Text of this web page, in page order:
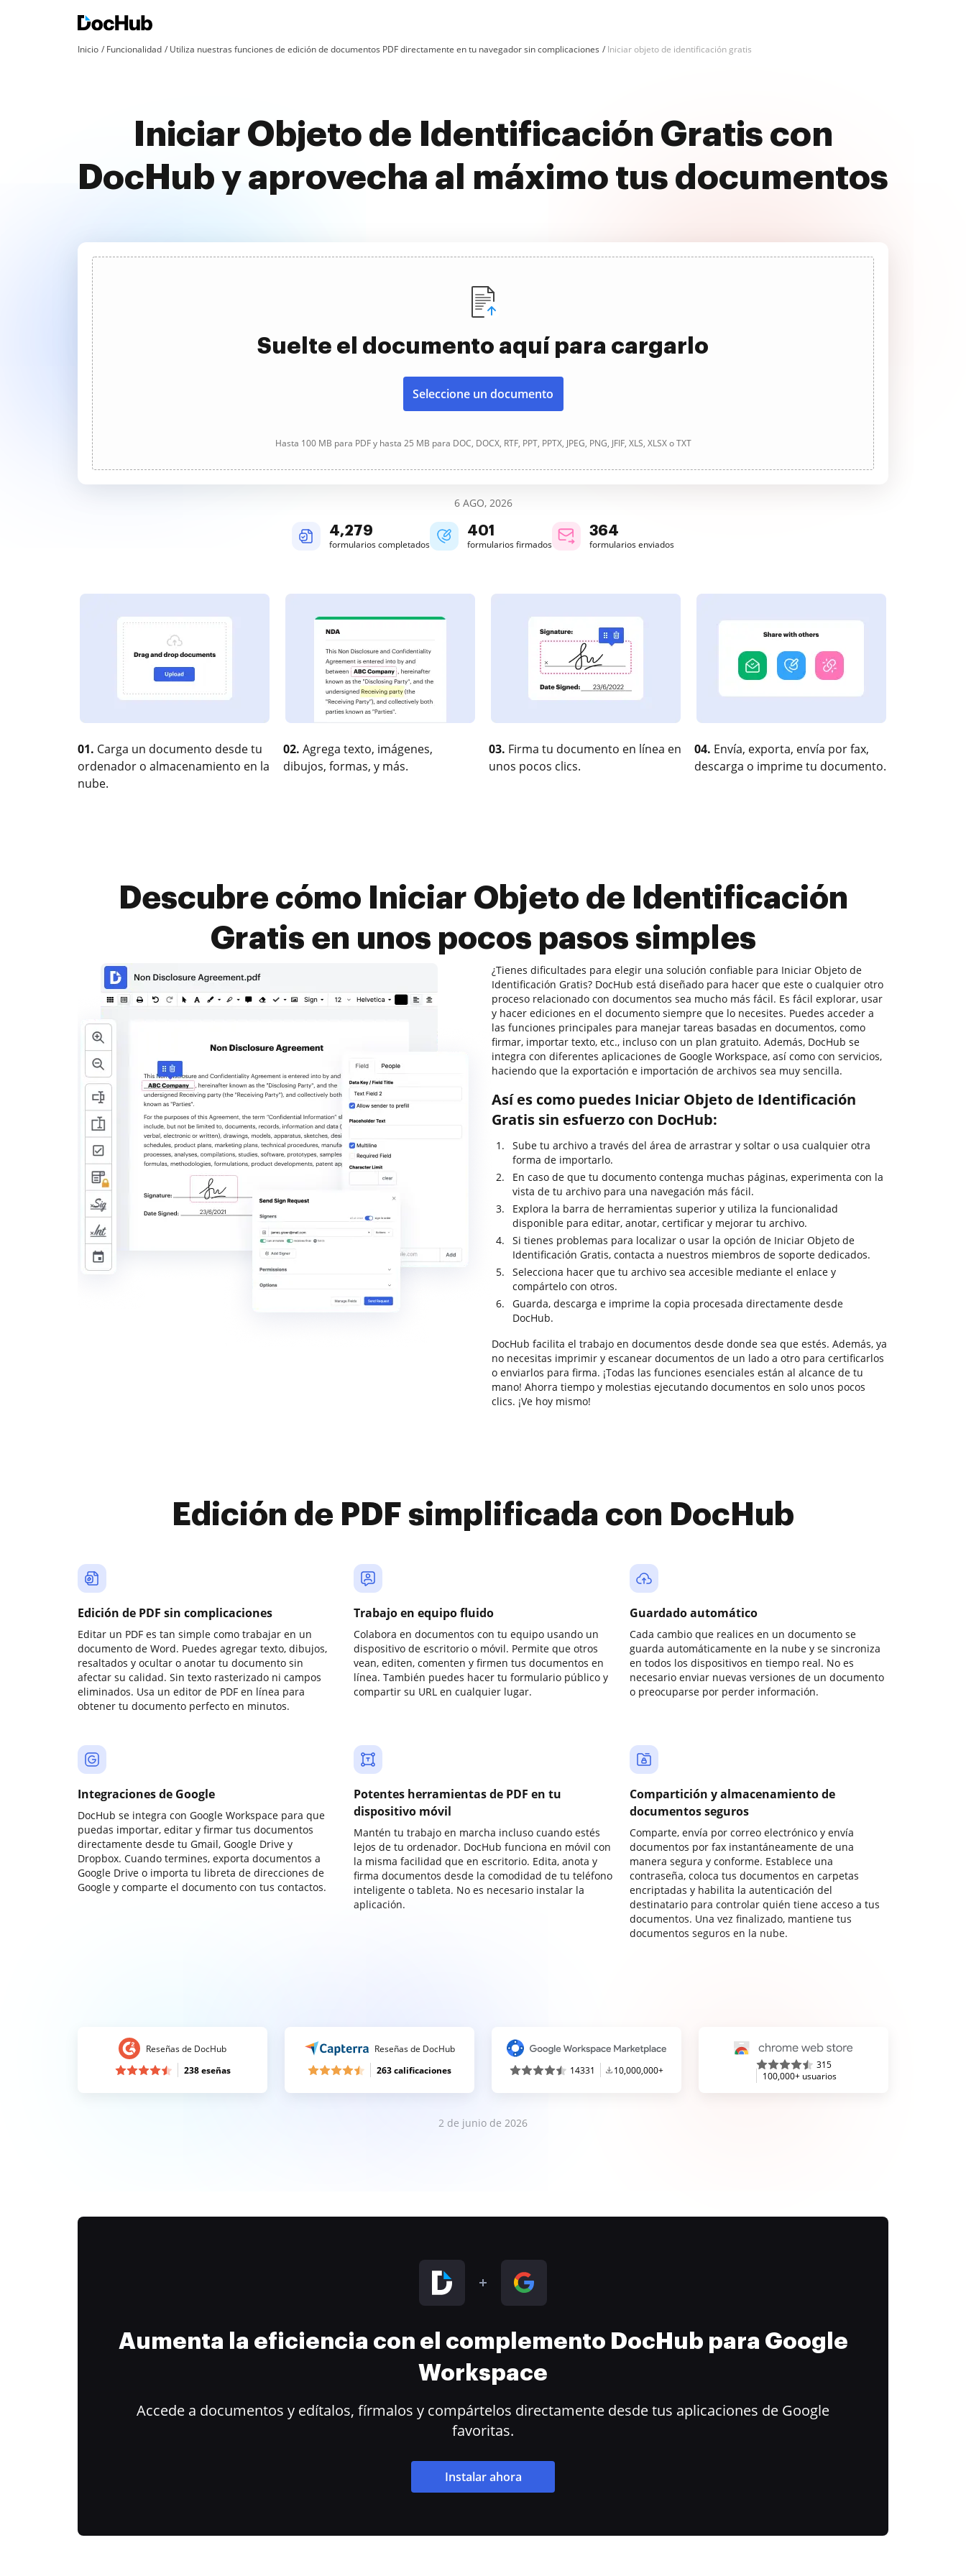
Inicio Funcionalidad Utiliza nuestras funciones de edición de documentos PDF directamente en tu navegador sin complicaciones Iniciar objeto de identificación gratis
Iniciar Objeto de Identificación Gratis con
DocHub y aprovecha al máximo tus documentos
Suelte el documento aquí para cargarlo
Seleccione un documento
Hasta 100 MB para PDF y hasta 25 MB para DOC, DOCX, RTF, PPT, PPTX, JPEG, PNG, JFIF, XLS, XLSX o TXT
6 AGO, 2026
4,279
formularios completados
401
formularios firmados
364
formularios enviados
01. Carga un documento desde tu
ordenador o almacenamiento en la
nube.
02. Agrega texto, imágenes,
dibujos, formas, y más.
03. Firma tu documento en línea en
unos pocos clics.
04. Envía, exporta, envía por fax,
descarga o imprime tu documento.
Descubre cómo Iniciar Objeto de Identificación
Gratis en unos pocos pasos simples
¿Tienes dificultades para elegir una solución confiable para Iniciar Objeto de
Identificación Gratis? DocHub está diseñado para hacer que este o cualquier otro
proceso relacionado con documentos sea mucho más fácil. Es fácil explorar, usar
y hacer ediciones en el documento siempre que lo necesites. Puedes acceder a
las funciones principales para manejar tareas basadas en documentos, como
firmar, importar texto, etc., incluso con un plan gratuito. Además, DocHub se
integra con diferentes aplicaciones de Google Workspace, así como con servicios,
haciendo que la exportación e importación de archivos sea muy sencilla.
Así es como puedes Iniciar Objeto de Identificación
Gratis sin esfuerzo con DocHub:
Sube tu archivo a través del área de arrastrar y soltar o usa cualquier otra
forma de importarlo.
En caso de que tu documento contenga muchas páginas, experimenta con la
vista de tu archivo para una navegación más fácil.
Explora la barra de herramientas superior y utiliza la funcionalidad
disponible para editar, anotar, certificar y mejorar tu archivo.
Si tienes problemas para localizar o usar la opción de Iniciar Objeto de
Identificación Gratis, contacta a nuestros miembros de soporte dedicados.
Selecciona hacer que tu archivo sea accesible mediante el enlace y
compártelo con otros.
Guarda, descarga e imprime la copia procesada directamente desde
DocHub.
DocHub facilita el trabajo en documentos desde donde sea que estés. Además, ya
no necesitas imprimir y escanear documentos de un lado a otro para certificarlos
o enviarlos para firma. ¡Todas las funciones esenciales están al alcance de tu
mano! Ahorra tiempo y molestias ejecutando documentos en solo unos pocos
clics. ¡Ve hoy mismo!
Edición de PDF simplificada con DocHub
Edición de PDF sin complicaciones
Editar un PDF es tan simple como trabajar en un
documento de Word. Puedes agregar texto, dibujos,
resaltados y ocultar o anotar tu documento sin
afectar su calidad. Sin texto rasterizado ni campos
eliminados. Usa un editor de PDF en línea para
obtener tu documento perfecto en minutos.
Trabajo en equipo fluido
Colabora en documentos con tu equipo usando un
dispositivo de escritorio o móvil. Permite que otros
vean, editen, comenten y firmen tus documentos en
línea. También puedes hacer tu formulario público y
compartir su URL en cualquier lugar.
Guardado automático
Cada cambio que realices en un documento se
guarda automáticamente en la nube y se sincroniza
en todos los dispositivos en tiempo real. No es
necesario enviar nuevas versiones de un documento
o preocuparse por perder información.
Integraciones de Google
DocHub se integra con Google Workspace para que
puedas importar, editar y firmar tus documentos
directamente desde tu Gmail, Google Drive y
Dropbox. Cuando termines, exporta documentos a
Google Drive o importa tu libreta de direcciones de
Google y comparte el documento con tus contactos.
Potentes herramientas de PDF en tu
dispositivo móvil
Mantén tu trabajo en marcha incluso cuando estés
lejos de tu ordenador. DocHub funciona en móvil con
la misma facilidad que en escritorio. Edita, anota y
firma documentos desde la comodidad de tu teléfono
inteligente o tableta. No es necesario instalar la
aplicación.
Compartición y almacenamiento de
documentos seguros
Comparte, envía por correo electrónico y envía
documentos por fax instantáneamente de una
manera segura y conforme. Establece una
contraseña, coloca tus documentos en carpetas
encriptadas y habilita la autenticación del
destinatario para controlar quién tiene acceso a tus
documentos. Una vez finalizado, mantiene tus
documentos seguros en la nube.
Reseñas de DocHub
238 eseñas
Reseñas de DocHub
263 calificaciones
14331 10,000,000+
315
100,000+ usuarios
2 de junio de 2026
Aumenta la eficiencia con el complemento DocHub para Google
Workspace
Accede a documentos y edítalos, fírmalos y compártelos directamente desde tus aplicaciones de Google
favoritas.
Instalar ahora